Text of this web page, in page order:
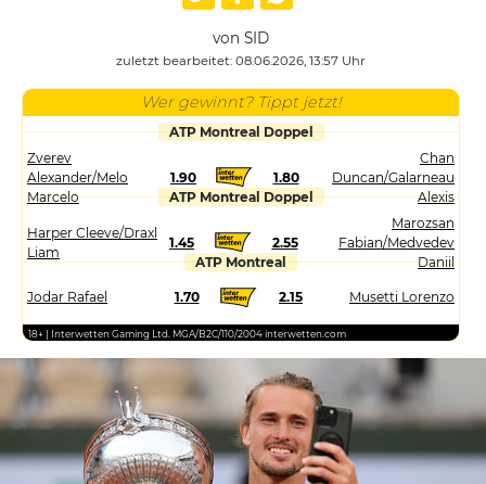
von SID
zuletzt bearbeitet: 08.06.2026, 13:57 Uhr
Wer gewinnt? Tippt jetzt!
ATP Montreal Doppel
Zverev
Alexander/Melo
Marcelo
1.90 1.80
Chan
Duncan/Galarneau
Alexis
ATP Montreal Doppel
Harper Cleeve/Draxl
Liam
1.45 2.55
Marozsan
Fabian/Medvedev
Daniil
ATP Montreal
Jodar Rafael 1.70 2.15 Musetti Lorenzo
18+ | Interwetten Gaming Ltd. MGA/B2C/110/2004 interwetten.com